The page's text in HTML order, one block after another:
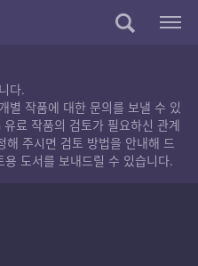
다.
별 작품에 대한 문의를 보낼 수 있
료 작품의 검토가 필요하신 관계
해 주시면 검토 방법을 안내해 드
도서를 보내드릴 수 있습니다.